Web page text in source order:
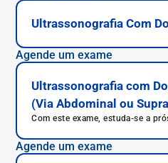
Ultrassonografia Com
Agende um exame
Ultrassonografia com
(Via Abdominal ou
Com este exame, estuda-se a
bexiga do paciente.
Agende um exame